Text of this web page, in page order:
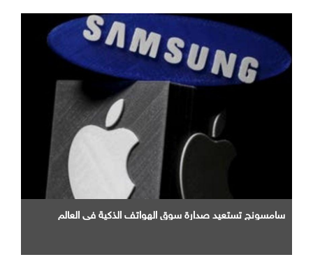
سامسونج تستعيد صدارة سوق الهواتف الذكية في العالم